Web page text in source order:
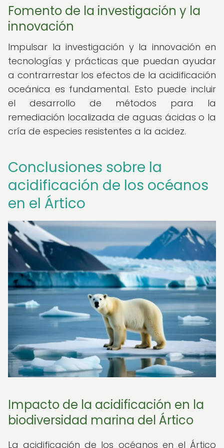
Fomento de la investigación y la
innovación
Impulsar la investigación y la innovación en
tecnologías y prácticas que puedan ayudar
a contrarrestar los efectos de la acidificación
oceánica es fundamental. Esto puede incluir
el desarrollo de métodos para la
remediación localizada de aguas ácidas o la
cría de especies resistentes a la acidez.
Conclusiones sobre la
acidificación de los océanos
en el Ártico
Impacto de la acidificación en la
biodiversidad marina del Ártico
La acidificación de los océanos en el Ártico